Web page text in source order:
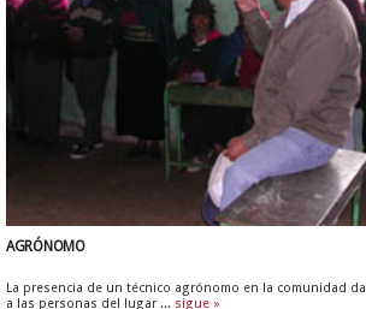
AGRÓNOMO
La presencia de un técnico agrónomo en la comunidad
a las personas del lugar ... sigue »